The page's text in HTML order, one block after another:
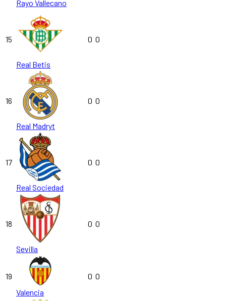
Rayo Vallecano
15
Real Betis
0 0
16
Real Madryt
0 0
17
Real Sociedad
0 0
18
Sevilla
0 0
19
Valencia
0 0